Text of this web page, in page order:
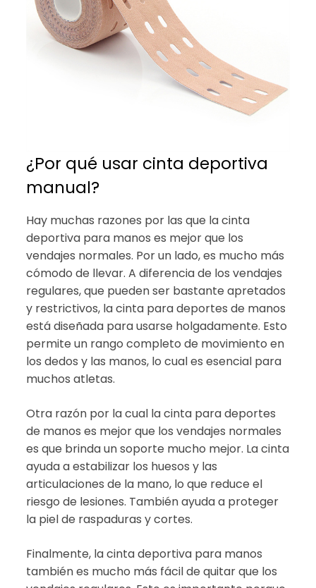
¿Por qué usar cinta deportiva
manual?
Hay muchas razones por las que la cinta
deportiva para manos es mejor que los
vendajes normales. Por un lado, es mucho más
cómodo de llevar. A diferencia de los vendajes
regulares, que pueden ser bastante apretados
y restrictivos, la cinta para deportes de manos
está diseñada para usarse holgadamente. Esto
permite un rango completo de movimiento en
los dedos y las manos, lo cual es esencial para
muchos atletas.
Otra razón por la cual la cinta para deportes
de manos es mejor que los vendajes normales
es que brinda un soporte mucho mejor. La cinta
ayuda a estabilizar los huesos y las
articulaciones de la mano, lo que reduce el
riesgo de lesiones. También ayuda a proteger
la piel de raspaduras y cortes.
Finalmente, la cinta deportiva para manos
también es mucho más fácil de quitar que los